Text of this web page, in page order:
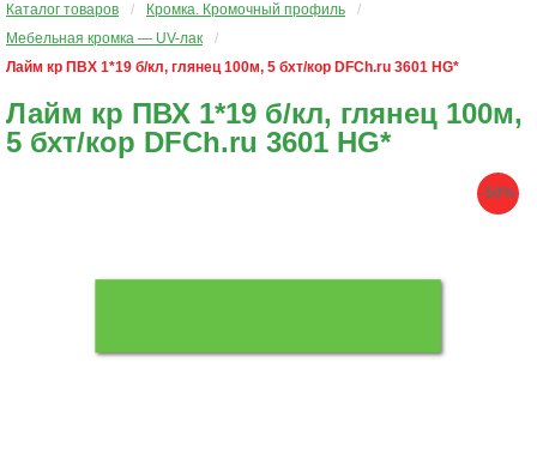
Каталог товаров / Кромка. Кромочный профиль
/
Мебельная кромка — UV-лак
/
Лайм кр ПВХ 1*19 б/кл, глянец 100м, 5 бхт/кор DFCh.ru 3601 HG*
Лайм кр ПВХ 1*19 б/кл, глянец 100м,
5 бхт/кор DFCh.ru 3601 HG*
-50%